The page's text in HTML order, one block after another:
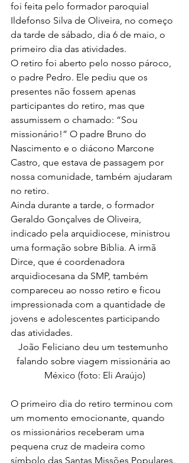
foi feita pelo formador paroquial
Ildefonso Silva de Oliveira, no começo
da tarde de sábado, dia 6 de maio, o
primeiro dia das atividades.
O retiro foi aberto pelo nosso pároco,
o padre Pedro. Ele pediu que os
presentes não fossem apenas
participantes do retiro, mas que
assumissem o chamado: “Sou
missionário!” O padre Bruno do
Nascimento e o diácono Marcone
Castro, que estava de passagem por
nossa comunidade, também ajudaram
no retiro.
Ainda durante a tarde, o formador
Geraldo Gonçalves de Oliveira,
indicado pela arquidiocese, ministrou
uma formação sobre Bíblia. A irmã
Dirce, que é coordenadora
arquidiocesana da SMP, também
compareceu ao nosso retiro e ficou
impressionada com a quantidade de
jovens e adolescentes participando
das atividades.
João Feliciano deu um testemunho
falando sobre viagem missionária ao
México (foto: Eli Araújo)
O primeiro dia do retiro terminou com
um momento emocionante, quando
os missionários receberam uma
pequena cruz de madeira como
símbolo das Santas Missões Populares.